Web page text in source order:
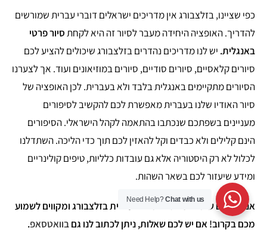
כפי שציינו, בזלצבורג אין מדריכים ישראלים דוברי עברית שמורשים
להדריך. האופציה היחידה מעבר לסיור זה היא לקחתסיור פרטי
באנגלית. יש לנו מדריכים נהדרים בזלצבורג שיכולים להציע לכם
סיורים קלאסיים, סיורים סודיים, סיורים במוזיאונים ועוד. אך לצערנו
הסיורים מתקיימים באנגלית בלבד ולא בעברית. לכן האופציה של
סיור האודיו שלנו בעברית מאפשרת לכם להקשיב לסיפורים
מעניינים בשפתכם שנכתבו בהתאמה לקהל הישראלי. הסיפורים
הינם קלילים ולא כבדים וקל להאזין לכם תוך כדי הליכה. השתדלנו
לכלול לא רק היסטוריה אלא גם עובדות כלליות, טיפים קולינריים
ומידע שיעזור לכם בשאר השהות.
אנו מקווים שתהנו מהסיור שלנו בעברית בזלצבורג ומקווים לשמוע
מכם בקרוב! אם יש לכם שאלות, ניתן לכתוב לנו גםבוואטסאפ.
Need Help?Chat with us